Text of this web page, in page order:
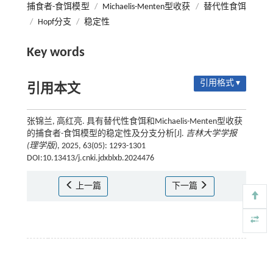
捕食者-食饵模型 / Michaelis-Menten型收获 / 替代性食饵
/
Hopf分支 / 稳定性
Key words
引用本文 引用格式 ▾
张锦兰, 高红亮. 具有替代性食饵和Michaelis-Menten型收获
的捕食者-食饵模型的稳定性及分支分析[J]. 吉林大学学报
(理学版), 2025, 63(05): 1293-1301
DOI:10.13413/j.cnki.jdxblxb.2024476
上一篇 下一篇